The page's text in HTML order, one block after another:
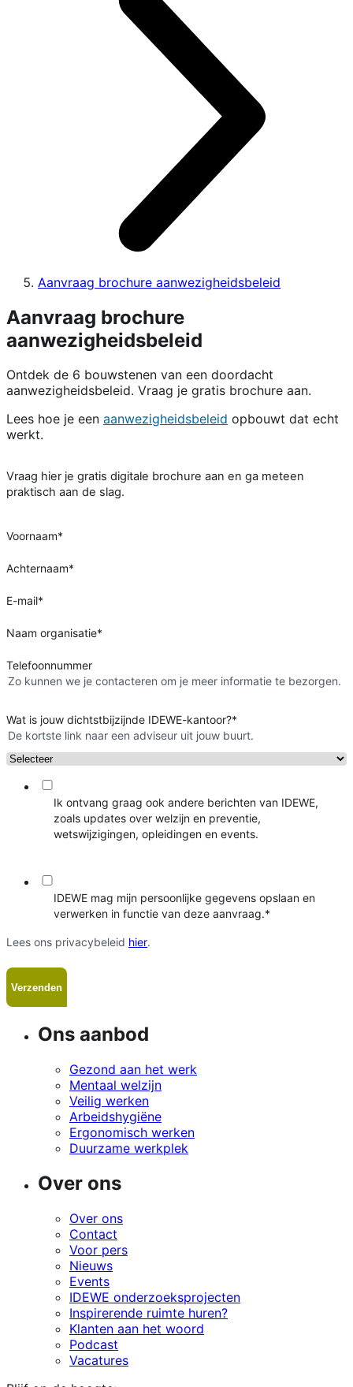
Aanvraag brochure aanwezigheidsbeleid
Aanvraag brochure
aanwezigheidsbeleid
Ontdek de 6 bouwstenen van een doordacht
aanwezigheidsbeleid. Vraag je gratis brochure aan.
Lees hoe je een aanwezigheidsbeleid opbouwt dat echt
werkt.
Vraag hier je gratis digitale brochure aan en ga meteen
praktisch aan de slag.
Voornaam*
Achternaam*
E-mail*
Naam organisatie*
Telefoonnummer
Zo kunnen we je contacteren om je meer informatie te bezorgen.
Wat is jouw dichtstbijzijnde IDEWE-kantoor?*
De kortste link naar een adviseur uit jouw buurt.
Ik ontvang graag ook andere berichten van IDEWE,
zoals updates over welzijn en preventie,
wetswijzigingen, opleidingen en events.
IDEWE mag mijn persoonlijke gegevens opslaan en
verwerken in functie van deze aanvraag.*
Lees ons privacybeleid hier.
Ons aanbod
Gezond aan het werk
Mentaal welzijn
Veilig werken
Arbeidshygiëne
Ergonomisch werken
Duurzame werkplek
Over ons
Over ons
Contact
Voor pers
Nieuws
Events
IDEWE onderzoeksprojecten
Inspirerende ruimte huren?
Klanten aan het woord
Podcast
Vacatures